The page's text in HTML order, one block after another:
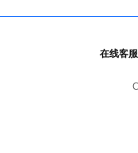
在线客